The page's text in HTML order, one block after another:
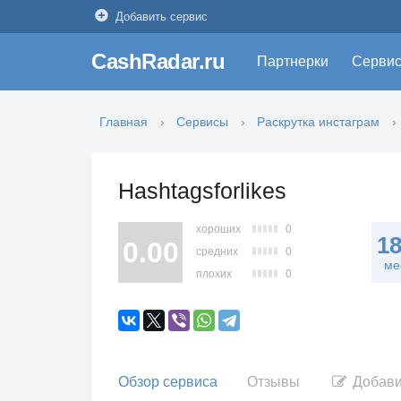
Добавить сервис
CashRadar.ru Партнерки
Главная Сервисы Раскрутка инстаграм
Hashtagsforlikes
0.00
хороших
0
средних
0
плохих
0
Обзор сервиса Отзывы